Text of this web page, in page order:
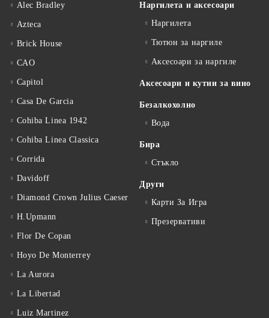
Alec Bradley
Azteca
Brick House
CAO
Capitol
Casa De Garcia
Cohiba Linea 1942
Cohiba Linea Classica
Corrida
Davidoff
Diamond Crown Julius Caeser
H.Upmann
Flor De Copan
Hoyo De Monterrey
La Aurora
La Libertad
Luiz Martinez
Наргилета и аксесоари
Наргилета
Тютюн за наргиле
Аксесоари за наргиле
Аксесоари и кутии за вино
Безалкохолно
Вода
Бира
Стъкло
Други
Карти За Игра
Презервативи